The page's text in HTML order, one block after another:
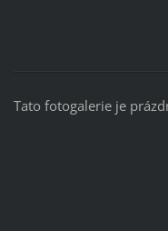
Tato fotogalerie je